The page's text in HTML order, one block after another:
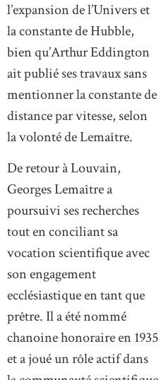
l’expansion de l’Univers et
la constante de Hubble,
bien qu’Arthur Eddington
ait publié ses travaux sans
mentionner la constante de
distance par vitesse, selon
la volonté de Lemaître.
De retour à Louvain,
Georges Lemaître a
poursuivi ses recherches
tout en conciliant sa
vocation scientifique avec
son engagement
ecclésiastique en tant que
prêtre. Il a été nommé
chanoine honoraire en 1935
et a joué un rôle actif dans